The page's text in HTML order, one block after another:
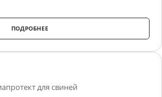
ПОДРОБНЕЕ